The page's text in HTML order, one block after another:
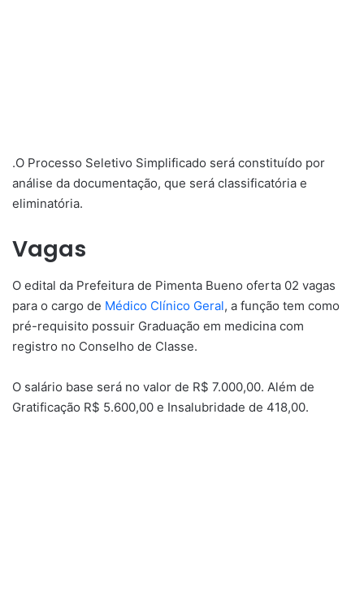
.O Processo Seletivo Simplificado será constituído por
análise da documentação, que será classificatória e
eliminatória.
Vagas
O edital da Prefeitura de Pimenta Bueno oferta 02 vagas
para o cargo de Médico Clínico Geral, a função tem como
pré-requisito possuir Graduação em medicina com
registro no Conselho de Classe.
O salário base será no valor de R$ 7.000,00. Além de
Gratificação R$ 5.600,00 e Insalubridade de 418,00.